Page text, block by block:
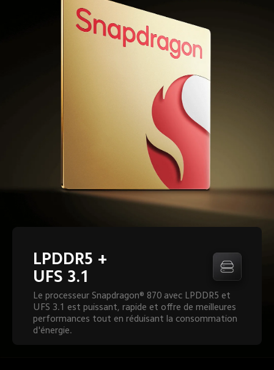
Le processeur Snapdragon® 870 avec LPDDR5 et
UFS 3.1 est puissant, rapide et offre de meilleures
performances tout en réduisant la consommation
d'énergie.
LPDDR5 +
UFS 3.1